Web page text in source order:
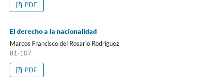
PDF
El derecho a la nacionalidad
Marcos Francisco del Rosario Rodríguez
81-107
PDF